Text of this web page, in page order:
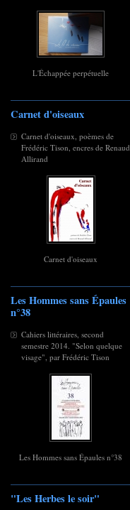
L'Échappée perpétuelle
Carnet d'oiseaux
Carnet d'oiseaux, poèmes de
Frédéric Tison, encres de Renaud
Allirand
Carnet d'oiseaux
Les Hommes sans Épaules
n°38
Cahiers littéraires, second
semestre 2014. "Selon quelque
visage", par Frédéric Tison
Les Hommes sans Épaules n°38
"Les Herbes le soir"